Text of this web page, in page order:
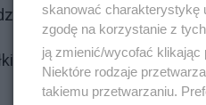
inna historia.
skanować charakterystykę
zgodę na korzystanie z
ją zmienić/wycofać
Niektóre rodzaje
takiemu przetwarzaniu.